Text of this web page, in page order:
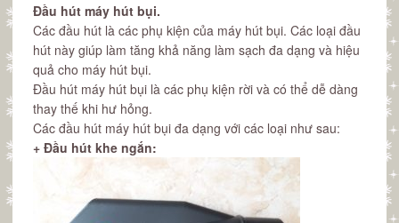
Đầu hút máy hút bụi.
Các đầu hút là các phụ kiện của máy hút bụi. Các loại đầu
hút này giúp làm tăng khả năng làm sạch đa dạng và hiệu
quả cho máy hút bụi.
Đầu hút máy hút bụi là các phụ kiện rời và có thể dễ dàng
thay thế khi hư hỏng.
Các đầu hút máy hút bụi đa dạng với các loại như sau:
+ Đầu hút khe ngắn: